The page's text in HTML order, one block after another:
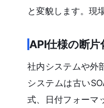
と変貌します。現
API仕様の断
社内システムや外
システムは古い
式、日付フォーマ